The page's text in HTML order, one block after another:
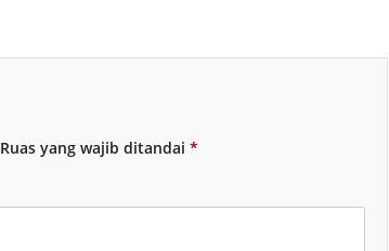
Ruas yang wajib ditandai *